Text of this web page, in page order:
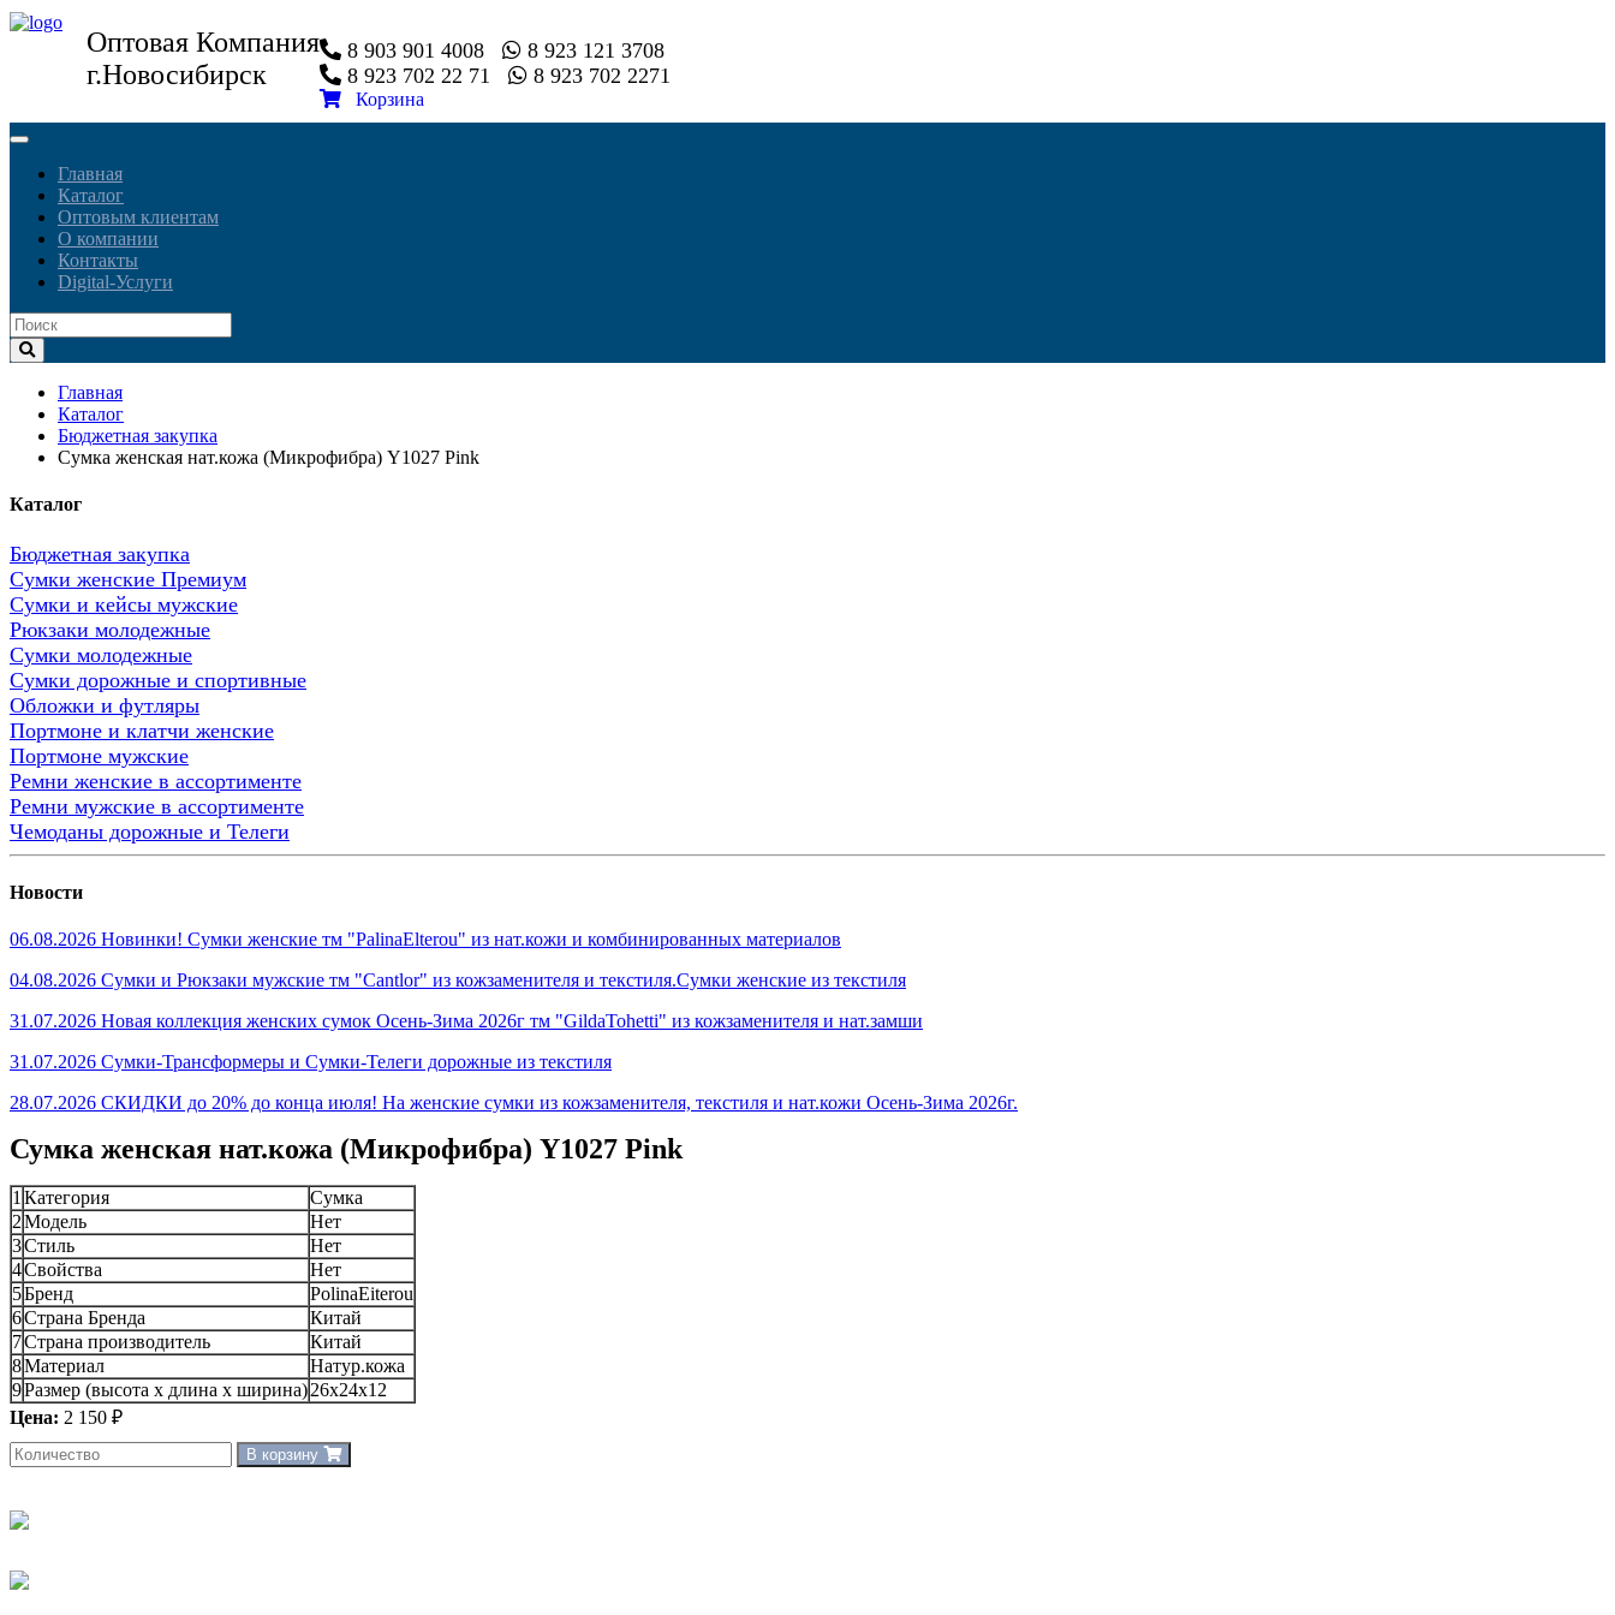
Оптовая Компания
г.Новосибирск
8 903 901 4008
8 923 121 3708
8 923 702 22 71
8 923 702 2271
Корзина
Toggle
navigationГлавная
Каталог
Оптовым клиентам
О компании
Контакты
Digital-Услуги
Главная
Каталог
Бюджетная закупка
Сумка женская нат.кожа (Микрофибра) Y1027 Pink
Каталог
Бюджетная закупка
Сумки женские Премиум
Сумки и кейсы мужские
Рюкзаки молодежные
Сумки молодежные
Сумки дорожные и спортивные
Обложки и футляры
Портмоне и клатчи женские
Портмоне мужские
Ремни женские в ассортименте
Ремни мужские в ассортименте
Чемоданы дорожные и Телеги
Новости
06.08.2026 Новинки! Сумки женские тм "PalinaElterou" из нат.кожи и комбинированных материалов
04.08.2026 Сумки и Рюкзаки мужские тм "Cantlor" из кожзаменителя и текстиля.Сумки женские из текстиля
31.07.2026 Новая коллекция женских сумок Осень-Зима 2026г тм "GildaTohetti" из кожзаменителя и нат.замши
31.07.2026 Сумки-Трансформеры и Сумки-Телеги дорожные из текстиля
28.07.2026 СКИДКИ до 20% до конца июля! На женские сумки из кожзаменителя, текстиля и нат.кожи Осень-Зима 2026г.
Сумка женская нат.кожа (Микрофибра) Y1027 Pink
1 Категория
Сумка
2Модель
Нет
3Стиль
Нет
4Свойства
Нет
5Бренд
PolinaEiterou
6Страна Бренда
Китай
7Страна производитель
Китай
8Материал
Натур.кожа
9Размер (высота х длина х ширина)26x24x12
Цена: 2 150 ₽
В корзину